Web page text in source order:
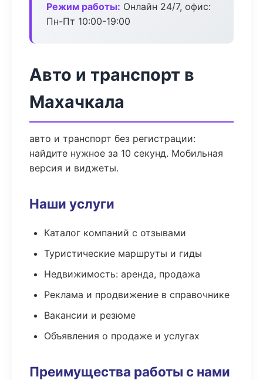
Режим работы: Онлайн 24/7, офис:
Пн-Пт 10:00-19:00
Авто и транспорт в
Махачкала
авто и транспорт без регистрации:
найдите нужное за 10 секунд. Мобильная
версия и виджеты.
Наши услуги
Каталог компаний с отзывами
Туристические маршруты и гиды
Недвижимость: аренда, продажа
Реклама и продвижение в справочнике
Вакансии и резюме
Объявления о продаже и услугах
Преимущества работы с нами